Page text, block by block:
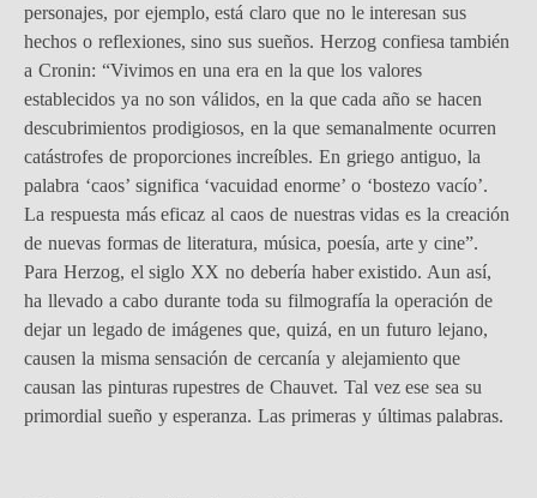
personajes, por ejemplo, está claro que no le interesan sus
hechos o reflexiones, sino sus sueños. Herzog confiesa también
a Cronin: “Vivimos en una era en la que los valores
establecidos ya no son válidos, en la que cada año se hacen
descubrimientos prodigiosos, en la que semanalmente ocurren
catástrofes de proporciones increíbles. En griego antiguo, la
palabra ‘caos’ significa ‘vacuidad enorme’ o ‘bostezo vacío’.
La respuesta más eficaz al caos de nuestras vidas es la creación
de nuevas formas de literatura, música, poesía, arte y cine”.
Para Herzog, el siglo XX no debería haber existido. Aun así,
ha llevado a cabo durante toda su filmografía la operación de
dejar un legado de imágenes que, quizá, en un futuro lejano,
causen la misma sensación de cercanía y alejamiento que
causan las pinturas rupestres de Chauvet. Tal vez ese sea su
primordial sueño y esperanza. Las primeras y últimas palabras.